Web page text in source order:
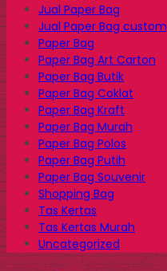
Jual Paper Bag
Jual Paper Bag custom
Paper Bag
Paper Bag Art Carton
Paper Bag Butik
Paper Bag Coklat
Paper Bag Kraft
Paper Bag Murah
Paper Bag Polos
Paper Bag Putih
Paper Bag Souvenir
Shopping Bag
Tas Kertas
Tas Kertas Murah
Uncategorized